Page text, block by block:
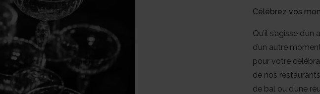
Célébrez vos
Qu’il s’agisse
d’un autre
pour votre
de nos
de bal ou d’une